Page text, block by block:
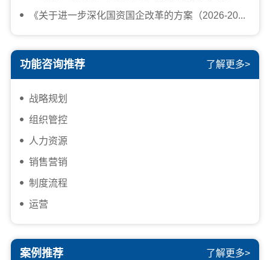
《关于进一步深化国资国企改革的方案（2026-20...
功能咨询推荐 了解更多>
战略规划
组织管控
人力资源
销售营销
制度流程
运营
案例推荐 了解更多>